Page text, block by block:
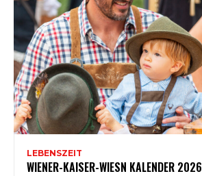
LEBENSZEIT
WIENER-KAISER-WIESN KALENDER 2026